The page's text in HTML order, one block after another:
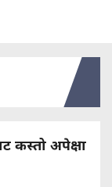
कस्तो अपेक्षा